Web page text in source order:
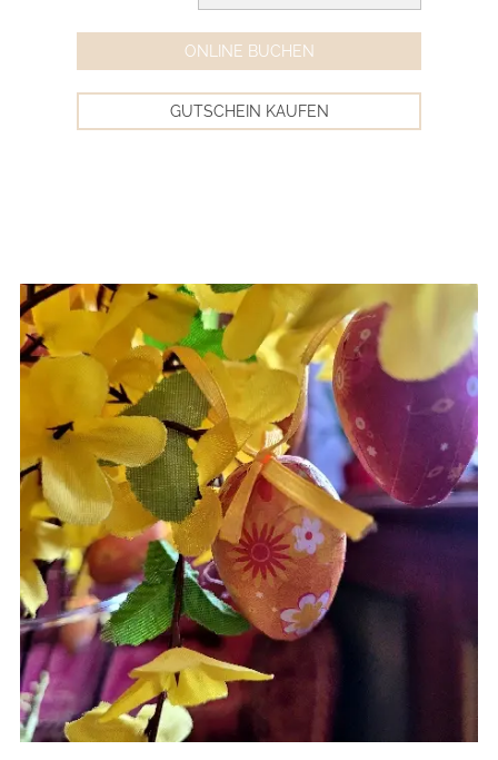
ONLINE BUCHEN
GUTSCHEIN KAUFEN